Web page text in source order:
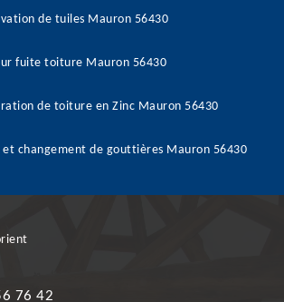
de tuiles Mauron 56430
fuite toiture Mauron 56430
de toiture en Zinc Mauron 56430
et changement de gouttières Mauron 56430
76 42